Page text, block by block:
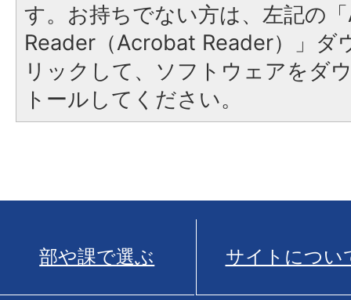
す。お持ちでない方は、左記の
Reader（Acrobat Reader）」ダ
リックして、ソフトウェアをダ
トールしてください。
部や課で選ぶ サイトについ